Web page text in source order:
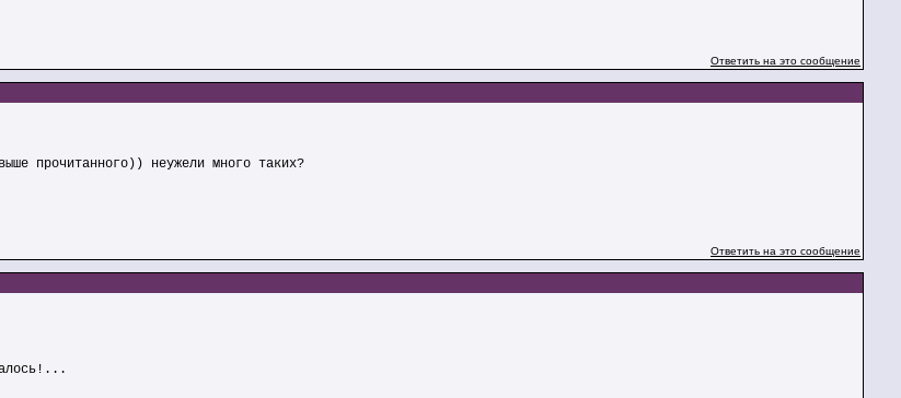
Ответить на это сообщение
прочитанного)) неужели много таких?
Ответить на это сообщение